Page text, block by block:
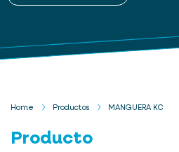
Home Productos MANGUERA KC
Producto